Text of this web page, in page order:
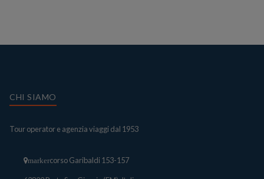
CHI SIAMO
Tour operator e agenzia viaggi dal 1953
markercorso Garibaldi 153-157